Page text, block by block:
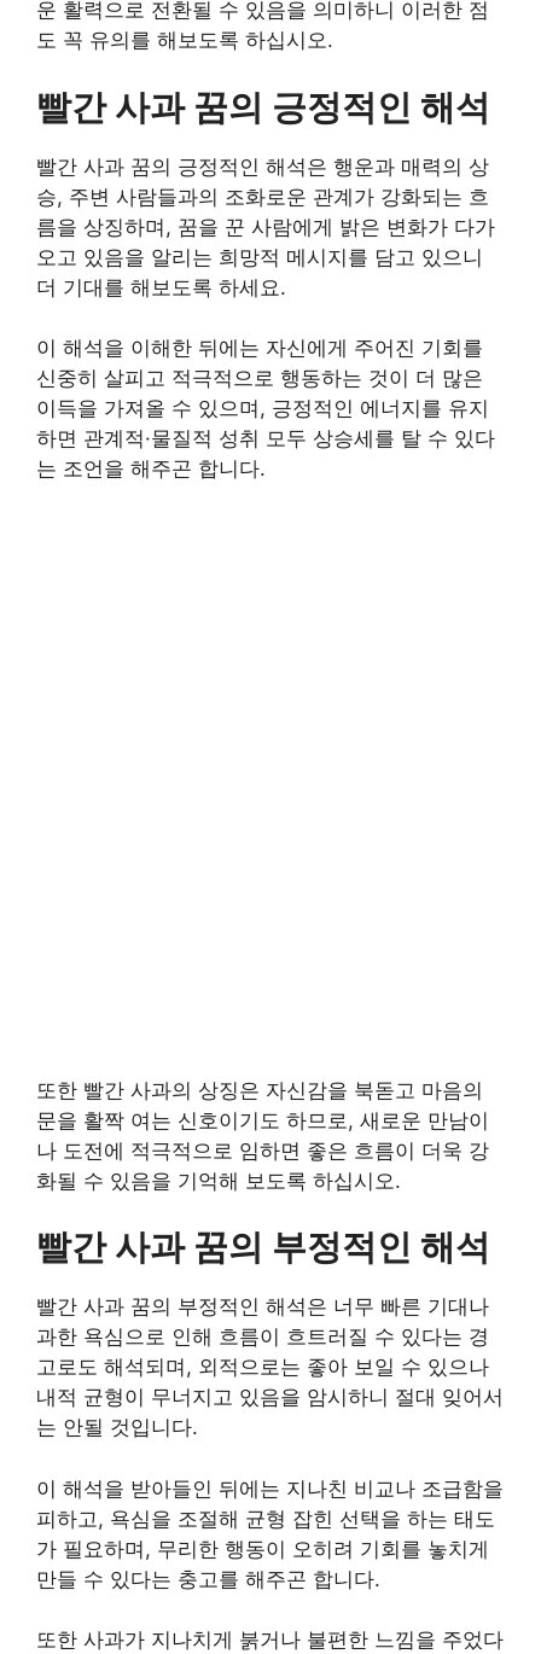
운 활력으로 전환될 수 있음을 의미하니 이러한 점
도 꼭 유의를 해보도록 하십시오.
빨간 사과 꿈의 긍정적인 해석
빨간 사과 꿈의 긍정적인 해석은 행운과 매력의 상
승, 주변 사람들과의 조화로운 관계가 강화되는 흐
름을 상징하며, 꿈을 꾼 사람에게 밝은 변화가 다가
오고 있음을 알리는 희망적 메시지를 담고 있으니
더 기대를 해보도록 하세요.
이 해석을 이해한 뒤에는 자신에게 주어진 기회를
신중히 살피고 적극적으로 행동하는 것이 더 많은
이득을 가져올 수 있으며, 긍정적인 에너지를 유지
하면 관계적·물질적 성취 모두 상승세를 탈 수 있다
는 조언을 해주곤 합니다.
또한 빨간 사과의 상징은 자신감을 북돋고 마음의
문을 활짝 여는 신호이기도 하므로, 새로운 만남이
나 도전에 적극적으로 임하면 좋은 흐름이 더욱 강
화될 수 있음을 기억해 보도록 하십시오.
빨간 사과 꿈의 부정적인 해석
빨간 사과 꿈의 부정적인 해석은 너무 빠른 기대나
과한 욕심으로 인해 흐름이 흐트러질 수 있다는 경
고로도 해석되며, 외적으로는 좋아 보일 수 있으나
내적 균형이 무너지고 있음을 암시하니 절대 잊어서
는 안될 것입니다.
이 해석을 받아들인 뒤에는 지나친 비교나 조급함을
피하고, 욕심을 조절해 균형 잡힌 선택을 하는 태도
가 필요하며, 무리한 행동이 오히려 기회를 놓치게
만들 수 있다는 충고를 해주곤 합니다.
또한 사과가 지나치게 붉거나 불편한 느낌을 주었다